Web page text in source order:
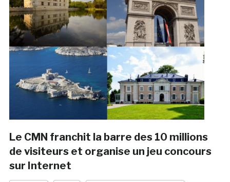
Le CMN franchit la barre des 10 millions
de visiteurs et organise un jeu concours
sur Internet